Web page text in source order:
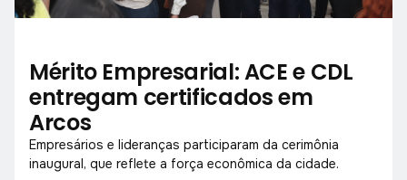
Mérito Empresarial: ACE e CDL
entregam certificados em
Arcos
Empresários e lideranças participaram da cerimônia
inaugural, que reflete a força econômica da cidade.